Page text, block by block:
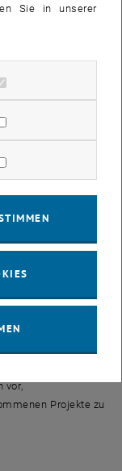
Zusatztools
vor,
Projekte zu
Sie in unserer
zulassen
zulassen
zulassen